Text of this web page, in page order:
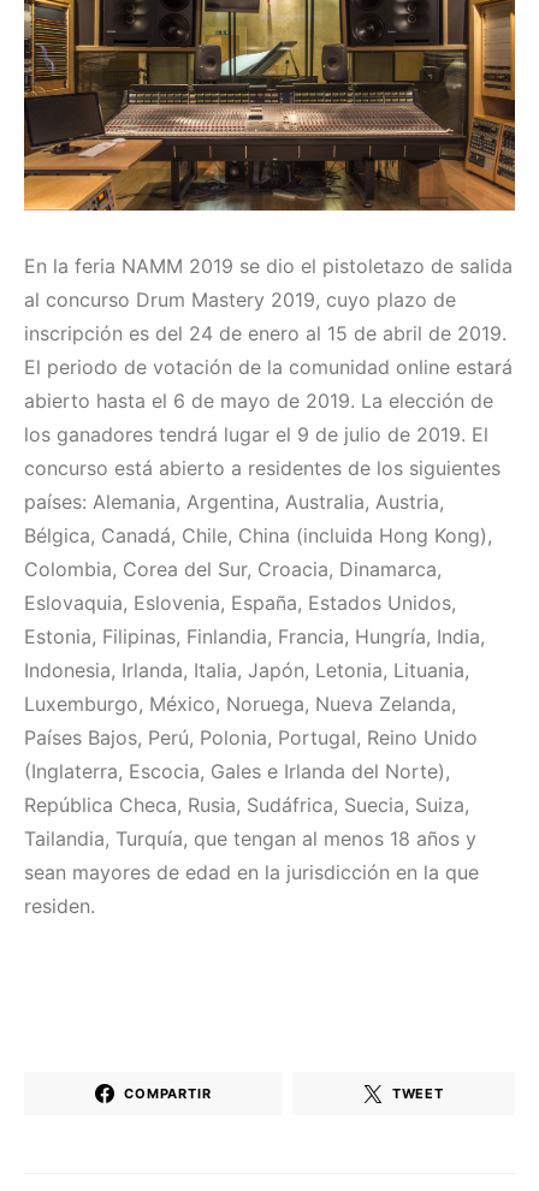
En la feria NAMM 2019 se dio el pistoletazo de salida
al concurso Drum Mastery 2019, cuyo plazo de
inscripción es del 24 de enero al 15 de abril de 2019.
El periodo de votación de la comunidad online estará
abierto hasta el 6 de mayo de 2019. La elección de
los ganadores tendrá lugar el 9 de julio de 2019. El
concurso está abierto a residentes de los siguientes
países: Alemania, Argentina, Australia, Austria,
Bélgica, Canadá, Chile, China (incluida Hong Kong),
Colombia, Corea del Sur, Croacia, Dinamarca,
Eslovaquia, Eslovenia, España, Estados Unidos,
Estonia, Filipinas, Finlandia, Francia, Hungría, India,
Indonesia, Irlanda, Italia, Japón, Letonia, Lituania,
Luxemburgo, México, Noruega, Nueva Zelanda,
Países Bajos, Perú, Polonia, Portugal, Reino Unido
(Inglaterra, Escocia, Gales e Irlanda del Norte),
República Checa, Rusia, Sudáfrica, Suecia, Suiza,
Tailandia, Turquía, que tengan al menos 18 años y
sean mayores de edad en la jurisdicción en la que
residen.
COMPARTIR TWEET